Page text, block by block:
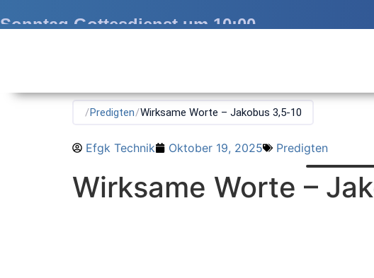
Sonntag Gottesdienst um 10:00
/Predigten/Wirksame Worte – Jakobus 3,5-10
Efgk Technik Oktober 19, 2025 Predigten
Wirksame Worte –